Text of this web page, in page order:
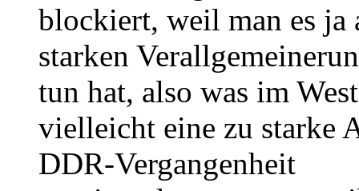
blockiert, weil man es ja
starken
tun hat, also was im
vielleicht eine zu starke
DDR-Vergangenheit